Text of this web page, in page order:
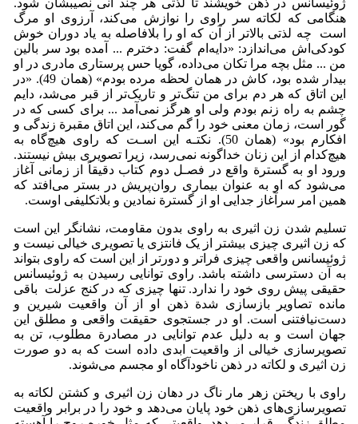
ژوئیسانس در ذهن خویشند تا لذتی هر چند آنی نصیبشان شود.
هنگامی که لکاته سر راوی را نوازش می‌کند، آرزوی او مرگ
است چه لذتی بالاتر از آن که او را بلافاصله به یاد دوران خوش
کودکی‌اش می‌اندازد: «دایه‌ام گفت: دخترم ... آمده بود سر بالین
من ... مثل بچه مرا تکان می‌داده، گویا حس پرستاری مادری در او
بیدار شده بود، کاش در همان لحظه مرده بودم» (همان 49). «در
این اتاق که هر دم برای من تنگ‌تر و تاریک‌تر از قبر می‌شد، دایم
چشم به راه زنم بودم ولی او هرگز نمی‌آمد ... برای کسی که در
گور است، زمان معنی خود را گم می‌کند، این اتاق مقبرة زندگی و
افکارم بود» (همان 50). نکتـه این اسـت که راوی هیچ‌گاه به
هیچ‌کدام از این زنان خداگونه نمی‌رسد، زیرا تصویری بیش نیستند.
ورود او به گسترة واقع در فصـل دوم کتاب دقیقاً از زمانی آغاز
می‌شود که او به عنوان بیماری روان‌پریش در بستر می‌افتد که
همین امر سرآغاز جدایی او از گسترة نمادین و بلاتکلیفی اوست.
تسلیم شدن زن اثیری به راوی بدون مقاومت، نشانگر این است
که زن اثیری چیزی بیشتر از یک فانتزی یا تصویری خیالی نیست و
ژوئیسانس واقعی چیزی فراتر و دورتر از این است که راوی بتواند
به آن دسترسی داشته باشد. راوی توانایی رسیدن به ژوئیسانس
حقیقی پیش روی خود را ندارد. تنها چیزی که در کنج عزلت باقی
مانده تصاویر بازسازی شدة ذهن او از آن واقعیت شیرین و
دست‌نیافتنی است. او در جستجوی حقیقت واقعی و مطلق این
جهان است و به دلیل عدم توانایی در مصادرة مطلوب، تن به
تصویرسازی خیالی از واقعیت ابدی داده است که به دو صورت
زن اثیری و لکاته در ذهن ناخودآگاه او مجسم می‌شوند.
راوی با ریختن زهر مار ناگ در دهان زن اثیری و کشتن لکاته به
تصویرسازی‌های ذهن خود پایان می‌دهد و خود را در برابر واقعیت